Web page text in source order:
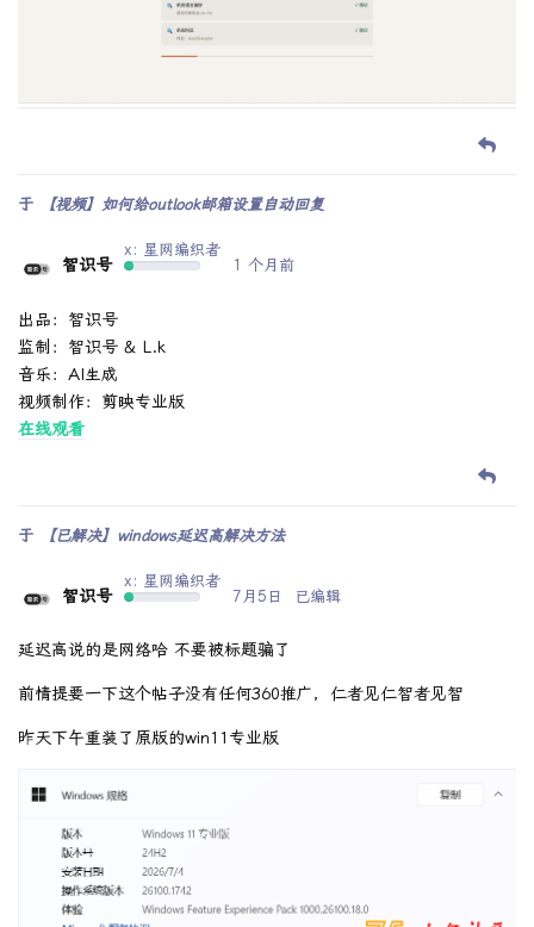
于 【视频】如何给outlook邮箱设置自动回复
智识号
x: 星网编织者
1 个月前
出品：智识号
监制：智识号 & L.k
音乐：AI生成
视频制作：剪映专业版
在线观看
于 【已解决】windows延迟高解决方法
智识号
x: 星网编织者
7月5日
已编辑
延迟高说的是网络哈 不要被标题骗了
前情提要一下这个帖子没有任何360推广，仁者见仁智者见智
昨天下午重装了原版的win11专业版